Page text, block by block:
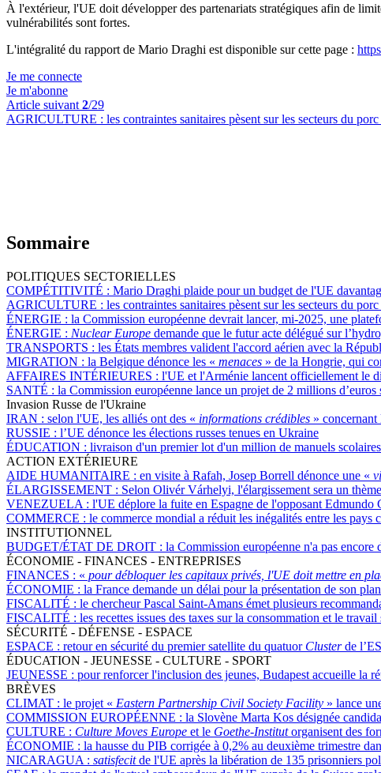
À l'extérieur, l'UE doit développer des partenariats stratégiques afin de
vulnérabilités sont fortes.
L'intégralité du rapport de Mario Draghi est disponible sur cette page :
Je me connecte
Je m'abonne
Article suivant 2/29
AGRICULTURE : les contraintes sanitaires pèsent sur les secteurs du
Sommaire
POLITIQUES SECTORIELLES
COMPÉTITIVITÉ : Mario Draghi plaide pour un budget de l'UE
AGRICULTURE : les contraintes sanitaires pèsent sur les secteurs du
ÉNERGIE : la Commission européenne devrait lancer, mi-2025, une
ÉNERGIE : Nuclear Europe demande que le futur acte délégué sur
TRANSPORTS : les États membres valident l'accord aérien avec la
MIGRATION : la Belgique dénonce les « menaces » de la Hongrie, qui
AFFAIRES INTÉRIEURES : l'UE et l'Arménie lancent officiellement le
SANTÉ : la Commission européenne lance un projet de 2 millions
Invasion Russe de l'Ukraine
IRAN : selon l'UE, les alliés ont des « informations crédibles »
RUSSIE : l’UE dénonce les élections russes tenues en Ukraine
ÉDUCATION : livraison d'un premier lot d'un million de manuels
ACTION EXTÉRIEURE
AIDE HUMANITAIRE : en visite à Rafah, Josep Borrell dénonce une «
ÉLARGISSEMENT : Selon Olivér Várhelyi, l'élargissement sera un
VENEZUELA : l'UE déplore la fuite en Espagne de l'opposant Edmundo
COMMERCE : le commerce mondial a réduit les inégalités entre les
INSTITUTIONNEL
BUDGET/ÉTAT DE DROIT : la Commission européenne n'a pas
ÉCONOMIE - FINANCES - ENTREPRISES
FINANCES : « pour débloquer les capitaux privés, l'UE doit mettre en
ÉCONOMIE : la France demande un délai pour la présentation de son
FISCALITÉ : le chercheur Pascal Saint-Amans émet plusieurs
FISCALITÉ : les recettes issues des taxes sur la consommation et le
SÉCURITÉ - DÉFENSE - ESPACE
ESPACE : retour en sécurité du premier satellite du quatuor Clusterde
ÉDUCATION - JEUNESSE - CULTURE - SPORT
JEUNESSE : pour renforcer l'inclusion des jeunes, Budapest accueille la
BRÈVES
CLIMAT : le projet « Eastern Partnership Civil Society Facility » lance
COMMISSION EUROPÉENNE : la Slovène Marta Kos désignée
CULTURE : Culture Moves Europe et le Goethe-Institutorganisent des
ÉCONOMIE : la hausse du PIB corrigée à 0,2% au deuxième trimestre
NICARAGUA : satisfecitde l'UE après la libération de 135 prisonniers